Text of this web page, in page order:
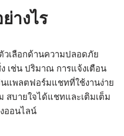
างไร
วเลือกด้านความปลอดภัย
เช่น ปริมาณ การแจ้งเตือน
นแพลตฟอร์มแชทที่ใช้งานง่าย
สบายใจได้แชทและเติมเต็ม
ออนไลน์